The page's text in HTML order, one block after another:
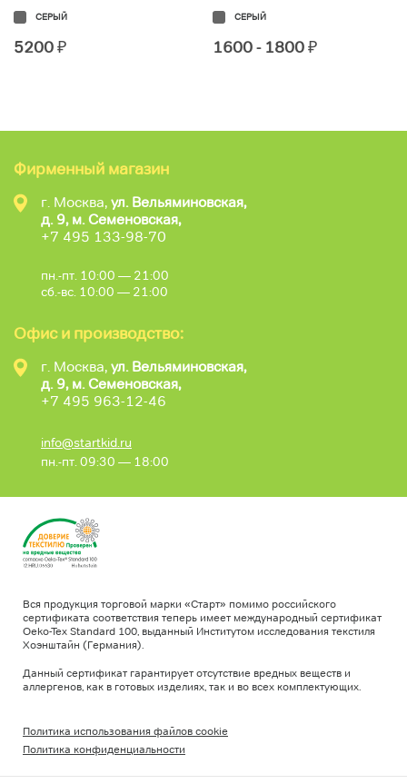
СЕРЫЙ
5200₽
СЕРЫЙ
1600 - 1800₽
Фирменный магазин
г. Москва, ул. Вельяминовская,
д. 9, м. Семеновская,
+7 495 133-98-70
пн.-пт. 10:00 — 21:00
сб.-вс. 10:00 — 21:00
Офис и производство:
г. Москва, ул. Вельяминовская,
д. 9, м. Семеновская,
+7 495 963-12-46
info@startkid.ru
пн.-пт. 09:30 — 18:00
Вся продукция торговой марки «Старт» помимо российского
сертификата соответствия теперь имеет международный сертификат
Oeko-Tex Standard 100, выданный Институтом исследования текстиля
Хоэнштайн (Германия).
Данный сертификат гарантирует отсутствие вредных веществ и
аллергенов, как в готовых изделиях, так и во всех комплектующих.
Политика использования файлов cookie
Политика конфиденциальности